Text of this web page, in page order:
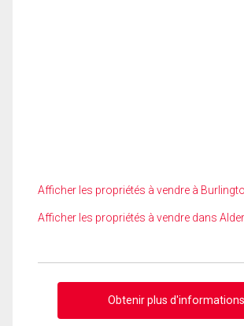
Afficher les propriétés à vendre à
Afficher les propriétés à vendre dans
Obtenir plus d'informations